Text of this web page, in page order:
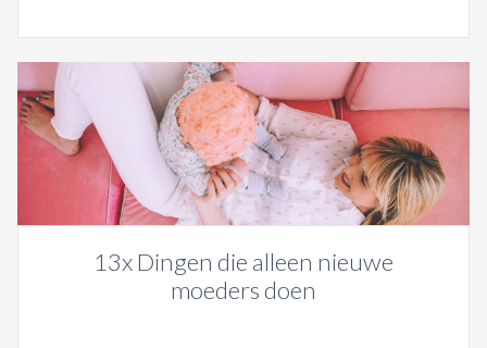
13x Dingen die alleen nieuwe
moeders doen